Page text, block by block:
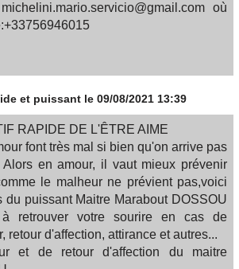
où
et puissant le 09/08/2021 13:39
RAPIDE DE L'ÊTRE AIME
font très mal si bien qu'on arrive pas
en amour, il vaut mieux prévenir
le malheur ne prévient pas,voici
du puissant Maitre Marabout DOSSOU
retrouver votre sourire en cas de
retour d'affection, attirance et autres...
et de retour d'affection du maitre